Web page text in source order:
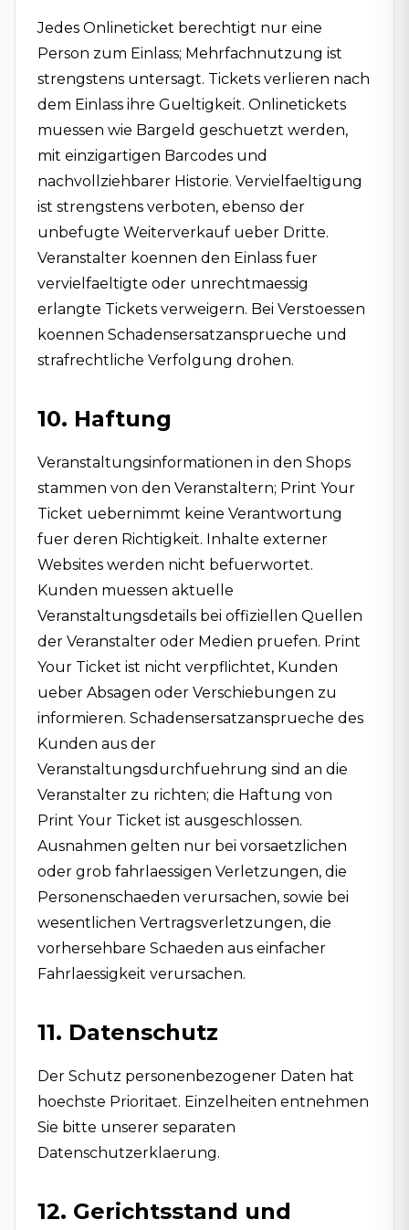
Jedes Onlineticket berechtigt nur eine
Person zum Einlass; Mehrfachnutzung ist
strengstens untersagt. Tickets verlieren nach
dem Einlass ihre Gueltigkeit. Onlinetickets
muessen wie Bargeld geschuetzt werden,
mit einzigartigen Barcodes und
nachvollziehbarer Historie. Vervielfaeltigung
ist strengstens verboten, ebenso der
unbefugte Weiterverkauf ueber Dritte.
Veranstalter koennen den Einlass fuer
vervielfaeltigte oder unrechtmaessig
erlangte Tickets verweigern. Bei Verstoessen
koennen Schadensersatzansprueche und
strafrechtliche Verfolgung drohen.
10. Haftung
Veranstaltungsinformationen in den Shops
stammen von den Veranstaltern; Print Your
Ticket uebernimmt keine Verantwortung
fuer deren Richtigkeit. Inhalte externer
Websites werden nicht befuerwortet.
Kunden muessen aktuelle
Veranstaltungsdetails bei offiziellen Quellen
der Veranstalter oder Medien pruefen. Print
Your Ticket ist nicht verpflichtet, Kunden
ueber Absagen oder Verschiebungen zu
informieren. Schadensersatzansprueche des
Kunden aus der
Veranstaltungsdurchfuehrung sind an die
Veranstalter zu richten; die Haftung von
Print Your Ticket ist ausgeschlossen.
Ausnahmen gelten nur bei vorsaetzlichen
oder grob fahrlaessigen Verletzungen, die
Personenschaeden verursachen, sowie bei
wesentlichen Vertragsverletzungen, die
vorhersehbare Schaeden aus einfacher
Fahrlaessigkeit verursachen.
11. Datenschutz
Der Schutz personenbezogener Daten hat
hoechste Prioritaet. Einzelheiten entnehmen
Sie bitte unserer separaten
Datenschutzerklaerung.
12. Gerichtsstand und